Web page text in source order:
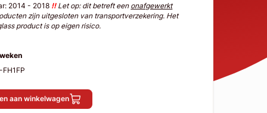
2014 - 2018 !!Let op: dit betreft een onafgewerkt
zijn uitgesloten van transportverzekering. Het
product is op eigen risico.
aan winkelwagen